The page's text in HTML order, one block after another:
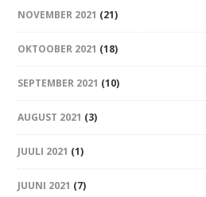
NOVEMBER 2021 (21)
OKTOOBER 2021 (18)
SEPTEMBER 2021 (10)
AUGUST 2021 (3)
JUULI 2021 (1)
JUUNI 2021 (7)